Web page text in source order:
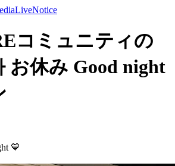
LiveNotice
コミュニティの
お休み Good night
💙